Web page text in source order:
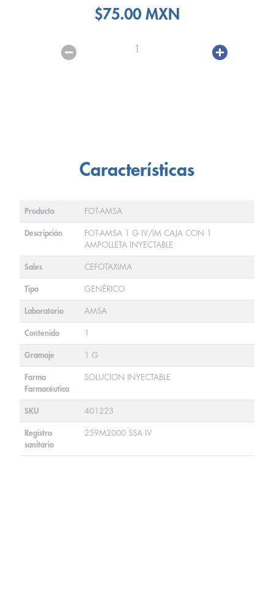
$75.00 MXN
1
Características
Producto FOT-AMSA
Descripción
FOT-AMSA 1 G IV/IM CAJA CON 1
AMPOLLETA INYECTABLE
Sales CEFOTAXIMA
Tipo GENÉRICO
Laboratorio AMSA
Contenido 1
Gramaje 1 G
Forma
Farmacéutica
SOLUCION INYECTABLE
SKU 401223
Registro
sanitario
259M2000 SSA IV